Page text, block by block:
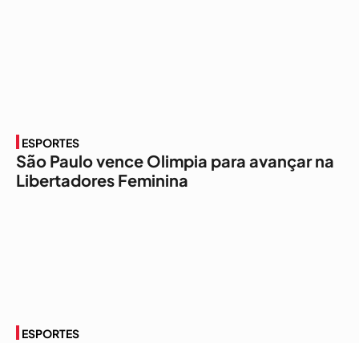
ESPORTES
São Paulo vence Olimpia para avançar na
Libertadores Feminina
ESPORTES